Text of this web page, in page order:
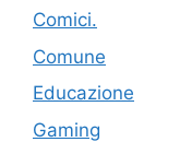
Comici.
Comune
Educazione
Gaming